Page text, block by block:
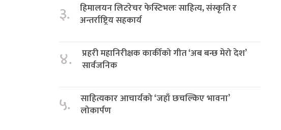
३.
हिमालयन लिटरेचर फेस्टिभलः साहित्य, संस्कृति र
अन्तर्राष्ट्रिय सहकार्य
४.
प्रहरी महानिरीक्षक कार्कीको गीत ‘अब बन्छ मेरो देश’
सार्वजनिक
५.
साहित्यकार आचार्यको ‘जहाँ छचल्किए भावना’
लोकार्पण